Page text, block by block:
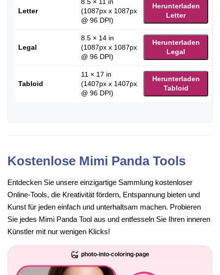
Letter
(1087px x 1087px
@ 96 DPI)
Herunterladen
Letter
Legal
8.5 × 14 in
(1087px x 1087px
@ 96 DPI)
Herunterladen
Legal
Tabloid
11 × 17 in
(1407px x 1407px
@ 96 DPI)
Herunterladen
Tabloid
Kostenlose Mimi Panda Tools
Entdecken Sie unsere einzigartige Sammlung kostenloser
Online-Tools, die Kreativität fördern, Entspannung bieten und
Kunst für jeden einfach und unterhaltsam machen. Probieren
Sie jedes Mimi Panda Tool aus und entfesseln Sie Ihren inneren
Künstler mit nur wenigen Klicks!
photo-into-coloring-page